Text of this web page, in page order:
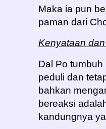
Maka ia pun
paman dari
Kenyataan
Dal Po
peduli dan
bahkan
bereaksi
kandungnya